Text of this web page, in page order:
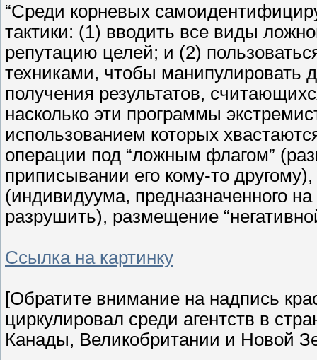
“Среди корневых
тактики: (1) вводить все виды
репутацию целей; и (2)
техниками, чтобы манипулировать
получения результатов,
насколько эти программы
использованием которых
операции под “ложным флагом”
приписывании его кому-то
(индивидуума, предназначенного
разрушить), размещение
Ссылка на картинку
[Обратите внимание на надпись
циркулировал среди агентств в
Канады, Великобритании и Новой